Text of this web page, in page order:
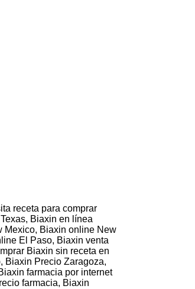
receta para comprar
Biaxin en línea
Mexico, Biaxin online New
El Paso, Biaxin venta
Biaxin sin receta en
Biaxin Precio Zaragoza,
farmacia por internet
farmacia, Biaxin